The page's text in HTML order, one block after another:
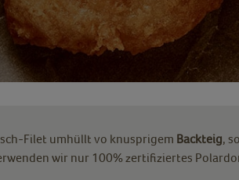
Filet umhüllt vo knusprigem Backteig,
wir nur 100% zertifiziertes